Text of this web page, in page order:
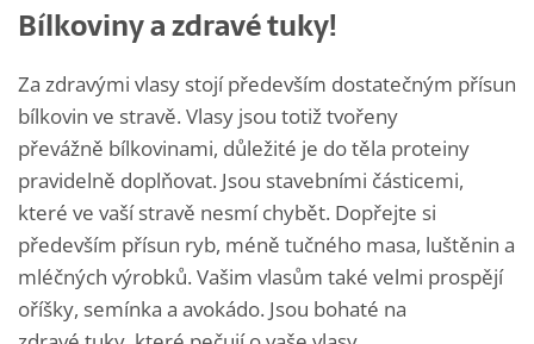
Bílkoviny a zdravé tuky!
Za zdravými vlasy stojí především dostatečným přísun
bílkovin ve stravě. Vlasy jsou totiž tvořeny
převážně bílkovinami, důležité je do těla proteiny
pravidelně doplňovat. Jsou stavebními částicemi,
které ve vaší stravě nesmí chybět. Dopřejte si
především přísun ryb, méně tučného masa, luštěnin a
mléčných výrobků. Vašim vlasům také velmi prospějí
oříšky, semínka a avokádo. Jsou bohaté na